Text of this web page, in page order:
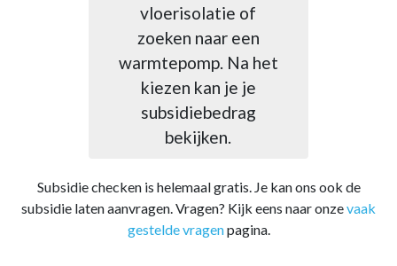
vloerisolatie of
zoeken naar een
warmtepomp. Na het
kiezen kan je je
subsidiebedrag
bekijken.
Subsidie checken is helemaal gratis. Je kan ons ook de
subsidie laten aanvragen. Vragen? Kijk eens naar onzevaak
gestelde vragenpagina.